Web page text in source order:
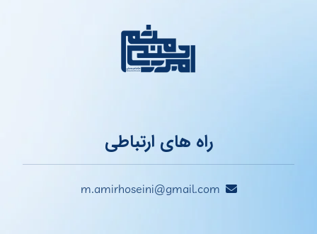
راه های ارتباطی
m.amirhoseini@gmail.com